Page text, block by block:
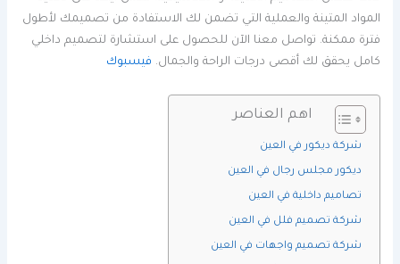
المواد المتينة والعملية التي تضمن لك الاستفادة من تصميمك لأطول
فترة ممكنة. تواصل معنا الآن للحصول على استشارة لتصميم داخلي
كامل يحقق لك أقصى درجات الراحة والجمال. فيسبوك
اهم العناصر
شركة ديكور في العين
ديكور مجلس رجال في العين
تصاميم داخلية في العين
شركة تصميم فلل في العين
شركة تصميم واجهات في العين